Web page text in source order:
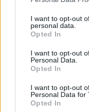
de su consentimiento,
rechazar tal
cualquier momento
visitando nuestra
I want to opt-out
personal data.
Opted In
I want to opt-out
Personal Data.
Opted In
I want to opt-out
Personal Data for
Opted In